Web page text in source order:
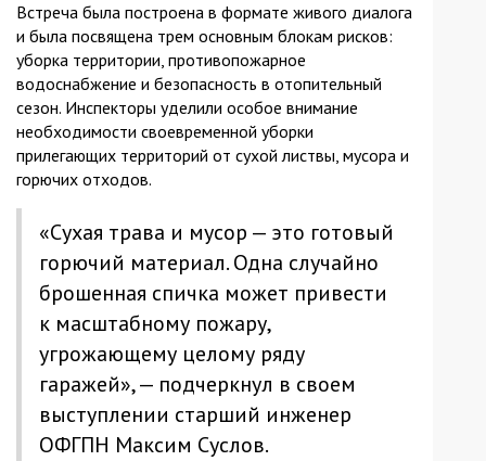
Встреча была построена в формате живого диалога
и была посвящена трем основным блокам рисков:
уборка территории, противопожарное
водоснабжение и безопасность в отопительный
сезон. Инспекторы уделили особое внимание
необходимости своевременной уборки
прилегающих территорий от сухой листвы, мусора и
горючих отходов.
«Сухая трава и мусор — это готовый
горючий материал. Одна случайно
брошенная спичка может привести
к масштабному пожару,
угрожающему целому ряду
гаражей», — подчеркнул в своем
выступлении старший инженер
ОФГПН Максим Суслов.